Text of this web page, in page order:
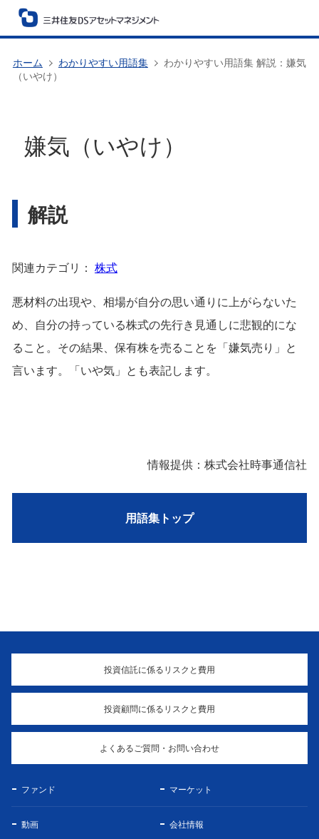
ホーム わかりやすい用語集
わかりやすい用語集 解説：嫌気
（いやけ）
嫌気（いやけ）
解説
関連カテゴリ： 株式
悪材料の出現や、相場が自分の思い通りに上がらないた
め、自分の持っている株式の先行き見通しに悲観的にな
ること。その結果、保有株を売ることを「嫌気売り」と
言います。「いや気」とも表記します。
情報提供：株式会社時事通信社
用語集トップ
投資信託に係るリスクと費用
投資顧問に係るリスクと費用
よくあるご質問・お問い合わせ
ファンド マーケット
動画 会社情報